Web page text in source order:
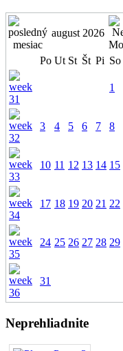
august 2026
Po Ut St Št Pi So
1
3 4 5 6 7 8
10 11 12 13 14 15
17 18 19 20 21 22
24 25 26 27 28 29
31
Neprehliadnite